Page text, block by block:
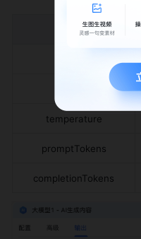
字段
temperature
promptTokens
completionTokens